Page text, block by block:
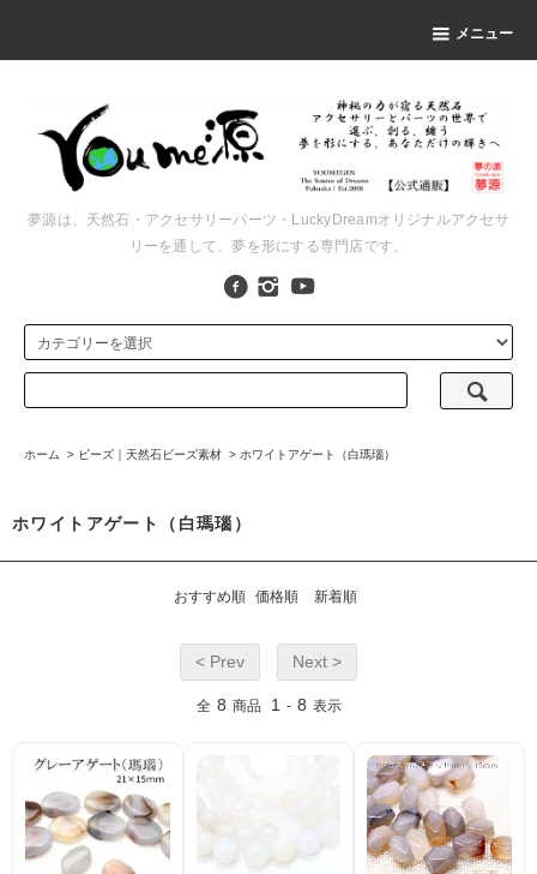
メニュー
夢源は、天然石・アクセサリーパーツ・LuckyDreamオリジナルアクセサ
リーを通して、夢を形にする専門店です。
ホーム > ビーズ｜天然石ビーズ素材 > ホワイトアゲート（白瑪瑙）
ホワイトアゲート（白瑪瑙）
おすすめ順 価格順 新着順
< Prev Next >
全 8 商品 1 - 8 表示